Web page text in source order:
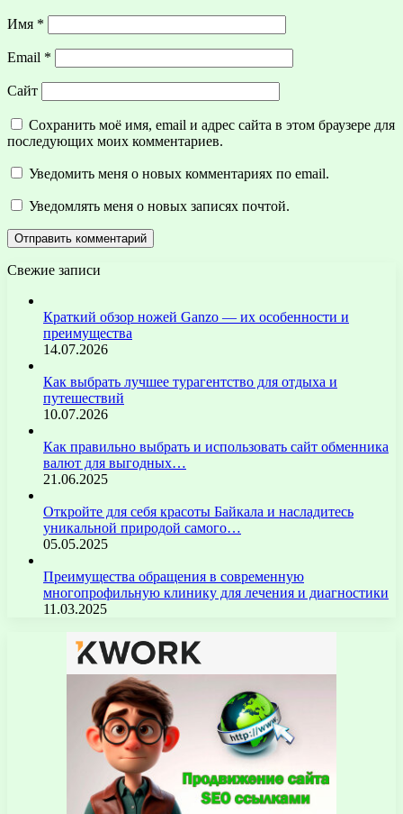
Имя *
Email *
Сайт
Сохранить моё имя, email и адрес сайта в этом браузере для
последующих моих комментариев.
Уведомить меня о новых комментариях по email.
Уведомлять меня о новых записях почтой.
Свежие записи
Краткий обзор ножей Ganzo — их особенности и
преимущества
14.07.2026
Как выбрать лучшее турагентство для отдыха и
путешествий
10.07.2026
Как правильно выбрать и использовать сайт обменника
валют для выгодных…
21.06.2025
Откройте для себя красоты Байкала и насладитесь
уникальной природой самого…
05.05.2025
Преимущества обращения в современную
многопрофильную клинику для лечения и диагностики
11.03.2025